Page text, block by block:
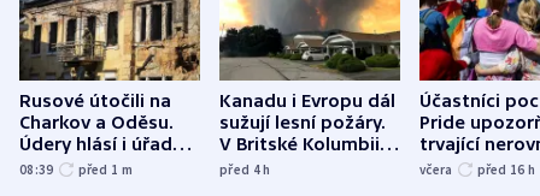
Rusové útočili na
Charkov a Oděsu.
Údery hlásí i úřady v
Bělgorodu
08:39 před 1 m
Kanadu i Evropu dál
sužují lesní požáry.
V Britské Kolumbii
evakuovali tisíce lidí
před 4h
Účastníci
Pride
trvající
včera před 16 h